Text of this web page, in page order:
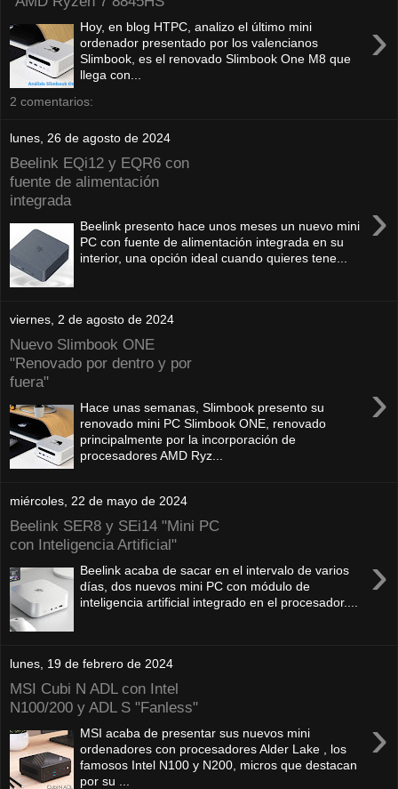
›
Hoy, en blog HTPC, analizo el último mini
ordenador presentado por los valencianos
Slimbook, es el renovado Slimbook One M8 que
llega con...
2 comentarios:
lunes, 26 de agosto de 2024
Beelink EQi12 y EQR6 con
fuente de alimentación
integrada
›
Beelink presento hace unos meses un nuevo mini
PC con fuente de alimentación integrada en su
interior, una opción ideal cuando quieres tene...
viernes, 2 de agosto de 2024
Nuevo Slimbook ONE
"Renovado por dentro y por
fuera"
›
Hace unas semanas, Slimbook presento su
renovado mini PC Slimbook ONE, renovado
principalmente por la incorporación de
procesadores AMD Ryz...
miércoles, 22 de mayo de 2024
Beelink SER8 y SEi14 "Mini PC
con Inteligencia Artificial"
›
Beelink acaba de sacar en el intervalo de varios
días, dos nuevos mini PC con módulo de
inteligencia artificial integrado en el procesador....
lunes, 19 de febrero de 2024
MSI Cubi N ADL con Intel
N100/200 y ADL S "Fanless"
›
MSI acaba de presentar sus nuevos mini
ordenadores con procesadores Alder Lake , los
famosos Intel N100 y N200, micros que destacan
por su ...